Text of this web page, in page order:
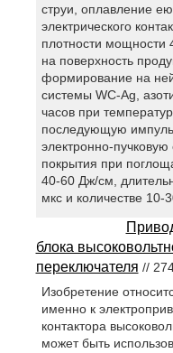
струи, оплавление
электрического
плотности мощности
на поверхность
формирование на
системы WC-Ag,
часов при
последующую
электронно-пучковую
покрытия при
40-60 Дж/см,
мкс и количестве 10-
блока
переключателя //
Изобретение
именно к
контактора
может быть